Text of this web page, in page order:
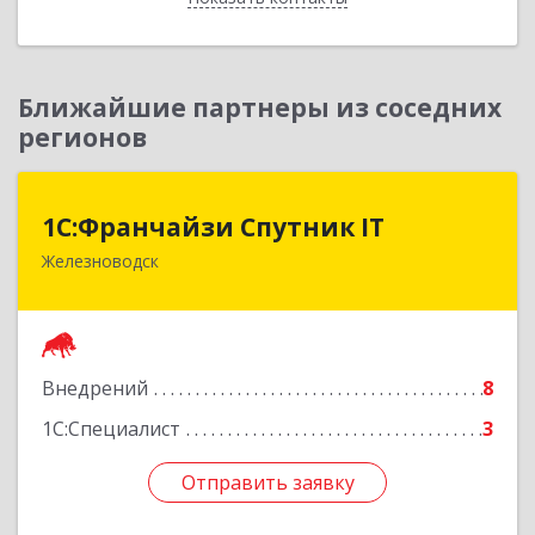
Ближайшие партнеры из соседних
регионов
1С:Франчайзи Спутник IT
Железноводск
Внедрений
8
1С:Специалист
3
Отправить заявку
1С:Франчайзи Спутник IT
357430, Ставропольский край, город-курорт
Подробнее
Отправить заявку